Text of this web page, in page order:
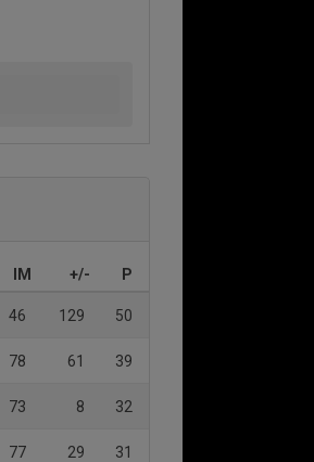
IM +/- P
46 129 50
78 61 39
73 8 32
77 29 31